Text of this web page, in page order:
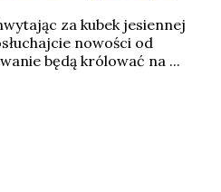
za kubek jesiennej
nowości od
będą królować na ...